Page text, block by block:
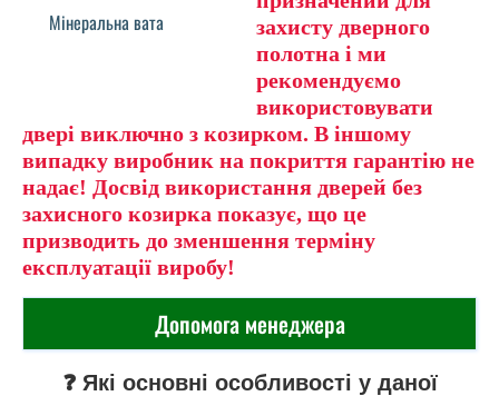
Мінеральна вата
захисту дверного
полотна і ми
рекомендуємо
використовувати
двері виключно з козирком. В іншому
випадку виробник на покриття гарантію не
надає! Досвід використання дверей без
захисного козирка показує, що це
призводить до зменшення терміну
експлуатації виробу!
Допомога менеджера
❓ Які основні особливості у даної